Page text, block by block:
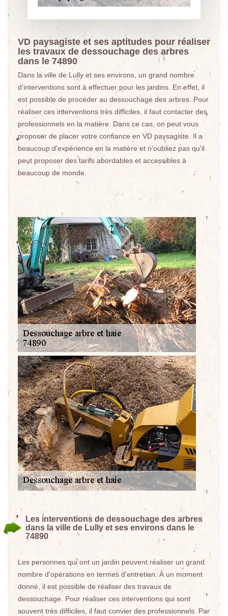
VD paysagiste et ses aptitudes pour réaliser
les travaux de dessouchage des arbres
dans le 74890
Dans la ville de Lully et ses environs, un grand nombre
d'interventions sont à effectuer pour les jardins. En effet, il
est possible de procéder au dessouchage des arbres. Pour
réaliser ces interventions très difficiles, il faut contacter des
professionnels en la matière. Dans ce cas, on peut vous
proposer de placer votre confiance en VD paysagiste. Il a
beaucoup d'expérience en la matière et n'oubliez pas qu'il
peut proposer des tarifs abordables et accessibles à
beaucoup de monde.
Les interventions de dessouchage des arbres
dans la ville de Lully et ses environs dans le
74890
Les personnes qui ont un jardin peuvent réaliser un grand
nombre d'opérations en termes d'entretien. À un moment
donné, il est possible de réaliser des travaux de
dessouchage. Pour réaliser ces interventions qui sont
souvent très difficiles, il faut convier des professionnels. Par